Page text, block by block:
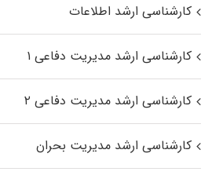
کارشناسی ارشد اطلاعات
کارشناسی ارشد مدیریت دفاعی ۱
کارشناسی ارشد مدیریت دفاعی ۲
کارشناسی ارشد مدیریت بحران